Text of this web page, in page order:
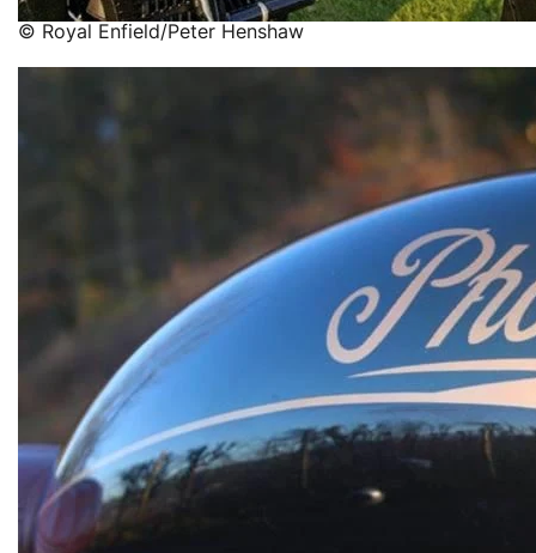
© Royal Enfield/Peter Henshaw